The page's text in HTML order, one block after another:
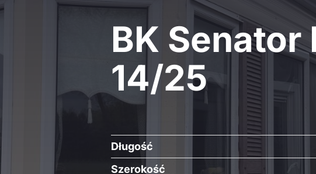
BK Senator
14/25
Długość
Szerokość